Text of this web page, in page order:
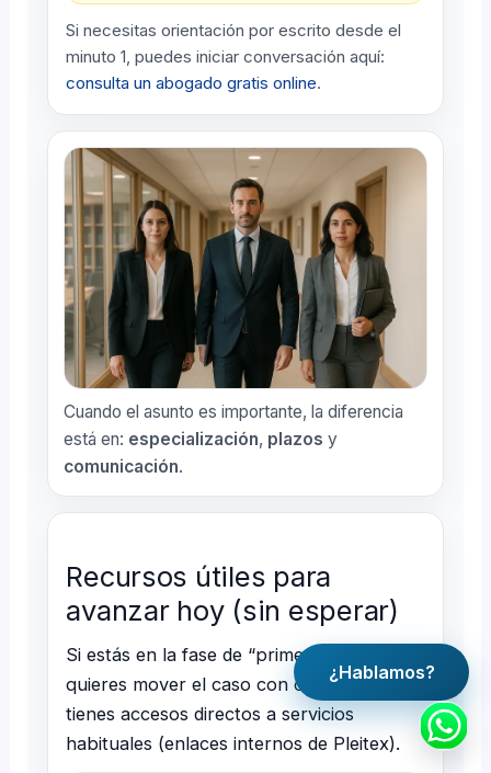
Si necesitas orientación por escrito desde el
minuto 1, puedes iniciar conversación aquí:
consulta un abogado gratis online.
Cuando el asunto es importante, la diferencia
está en: especialización, plazos y
comunicación.
Recursos útiles para
avanzar hoy (sin esperar)
Si estás en la fase de “primer contacto” y
quieres mover el caso con orden, aquí
tienes accesos directos a servicios
habituales (enlaces internos de Pleitex).
¿Hablamos?